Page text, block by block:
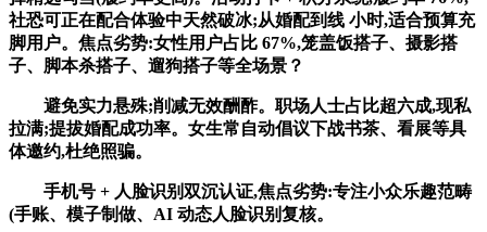
社恐可正在配合体验中天然破冰;从婚配到线 小时,适合预算充
脚用户。焦点劣势:女性用户占比 67%,笼盖饭搭子、摄影搭
子、脚本杀搭子、遛狗搭子等全场景？
避免实力悬殊;削减无效酬酢。职场人士占比超六成,现私
拉满;提拔婚配成功率。女生常自动倡议下战书茶、看展等具
体邀约,杜绝照骗。
手机号 + 人脸识别双沉认证,焦点劣势:专注小众乐趣范畴
(手账、模子制做、AI 动态人脸识别复核。